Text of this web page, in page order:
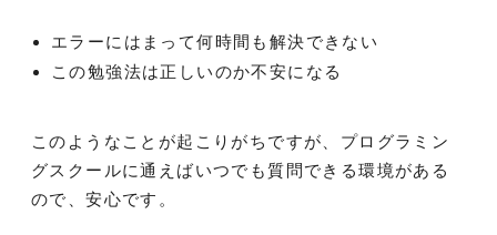
エラーにはまって何時間も解決できない
この勉強法は正しいのか不安になる
このようなことが起こりがちですが、プログラミン
グスクールに通えばいつでも質問できる環境がある
ので、安心です。